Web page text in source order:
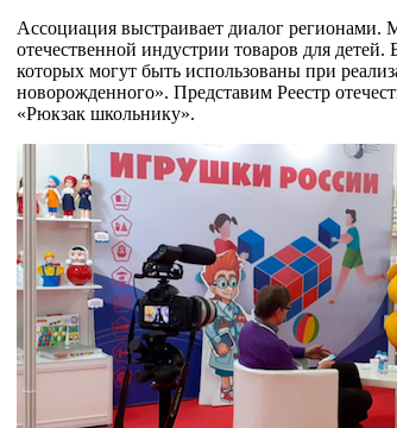
Ассоциация выстраивает диалог регионами.
отечественной индустрии товаров для
которых могут быть использованы при
новорожденного». Представим Реестр
«Рюкзак школьнику».